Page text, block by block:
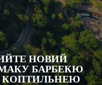
НОВИЙ
БАРБЕКЮ
КОПТИЛЬНЕЮ